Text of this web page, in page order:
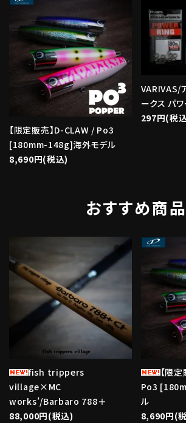
【限定販売】D-CLAW / Po3
[180mm-148g]海外モデル
8,690円(税込)
VARIVAS/
ークス パ
297円(税
おすすめ商品
fish trippers
village×MC
works’/Barbaro 788＋
88,000円(税込)
favorite
【限
Po3
ル
8,690円(